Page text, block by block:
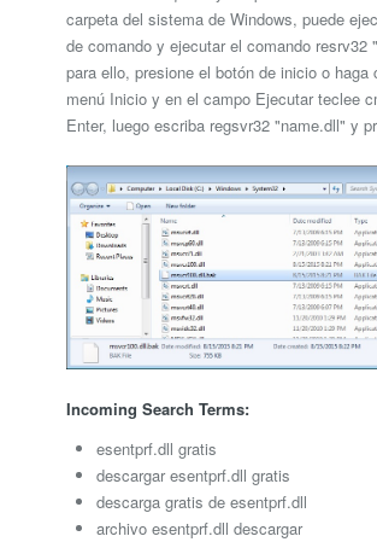
carpeta del sistema de Windows, puede
de comando y ejecutar el comando resrv32
para ello, presione el botón de inicio o haga
menú Inicio y en el campo Ejecutar teclee
Enter, luego escriba regsvr32 "name.dll" y
Incoming Search Terms:
esentprf.dll gratis
descargar esentprf.dll gratis
descarga gratis de esentprf.dll
archivo esentprf.dll descargar